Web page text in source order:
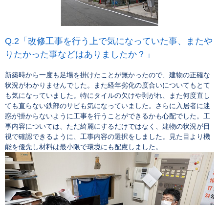
「改修工事を行う上で気になっていた事、またや
りたかった事などはありましたか？」
新築時から一度も足場を掛けたことが無かったので、建物の正確な
状況がわかりませんでした。また経年劣化の度合いについてもとて
も気になっていました。特にタイルの欠けや剥がれ、また何度直し
ても直らない鉄部のサビも気になっていました。さらに入居者に迷
惑が掛からないように工事を行うことができるかも心配でした。工
事内容については、ただ綺麗にするだけではなく、建物の状況が目
視で確認できるように、工事内容の選択をしました。見た目より機
能を優先し材料は最小限で環境にも配慮しました。